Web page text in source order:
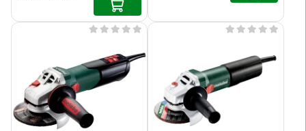
         